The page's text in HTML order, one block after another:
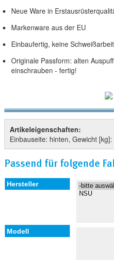
Neue Ware in
Markenware aus der EU
Einbaufertig, keine
Originale Passform: alten
einschrauben - fertig!
Artikeleigenschaften:
Einbauseite: hinten, Gewicht
Passend für folgende